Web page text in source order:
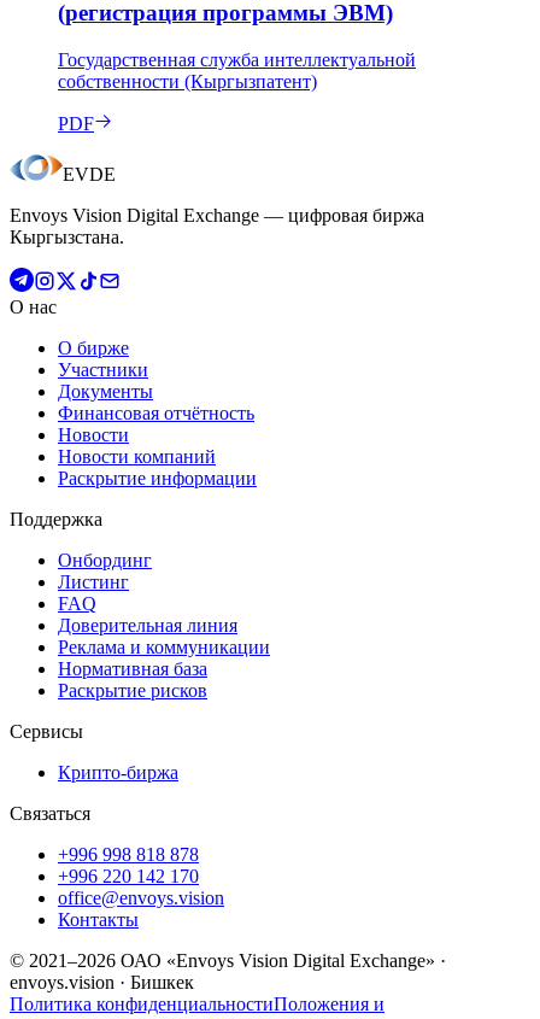
(регистрация программы ЭВМ)
Государственная служба интеллектуальной
собственности (Кыргызпатент)
PDF
EVDE
Envoys Vision Digital Exchange — цифровая биржа
Кыргызстана.
О нас
О бирже
Участники
Документы
Финансовая отчётность
Новости
Новости компаний
Раскрытие информации
Поддержка
Онбординг
Листинг
FAQ
Доверительная линия
Реклама и коммуникации
Нормативная база
Раскрытие рисков
Сервисы
Крипто-биржа
Связаться
+996 998 818 878
+996 220 142 170
office@envoys.vision
Контакты
© 2021–2026 ОАО «Envoys Vision Digital Exchange» ·
envoys.vision · Бишкек
Политика конфиденциальностиПоложения и